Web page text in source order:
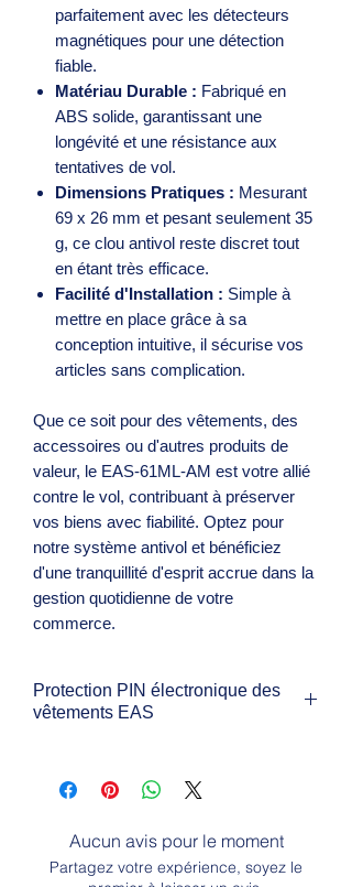
parfaitement avec les détecteurs
magnétiques pour une détection
fiable.
Matériau Durable : Fabriqué en
ABS solide, garantissant une
longévité et une résistance aux
tentatives de vol.
Dimensions Pratiques : Mesurant
69 x 26 mm et pesant seulement 35
g, ce clou antivol reste discret tout
en étant très efficace.
Facilité d'Installation : Simple à
mettre en place grâce à sa
conception intuitive, il sécurise vos
articles sans complication.
Que ce soit pour des vêtements, des
accessoires ou d'autres produits de
valeur, le EAS-61ML-AM est votre allié
contre le vol, contribuant à préserver
vos biens avec fiabilité. Optez pour
notre système antivol et bénéficiez
d'une tranquillité d'esprit accrue dans la
gestion quotidienne de votre
commerce.
Protection PIN électronique des
vêtements EAS
- Dispositif passif Basse fréquence 58
KHz
magnétiques
- Sécurité maximale
Aucun avis pour le moment
Partagez votre expérience, soyez le